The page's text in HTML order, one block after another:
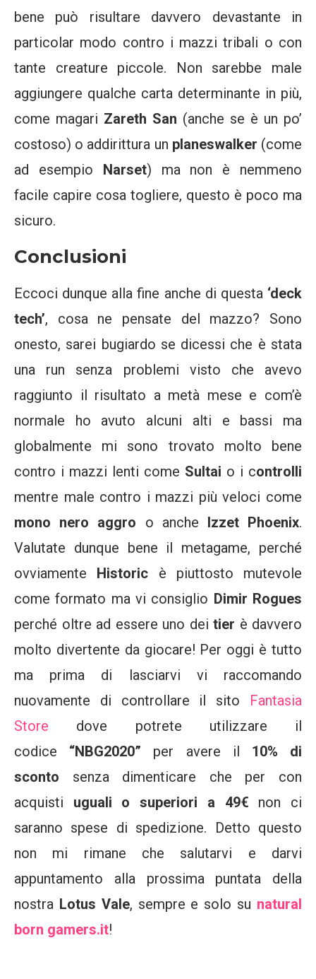
bene può risultare davvero devastante in
particolar modo contro i mazzi tribali o con
tante creature piccole. Non sarebbe male
aggiungere qualche carta determinante in più,
come magari Zareth San (anche se è un po’
costoso) o addirittura un planeswalker (come
ad esempio Narset) ma non è nemmeno
facile capire cosa togliere, questo è poco ma
sicuro.
Conclusioni
Eccoci dunque alla fine anche di questa‘deck
tech’, cosa ne pensate del mazzo? Sono
onesto, sarei bugiardo se dicessi che è stata
una run senza problemi visto che avevo
raggiunto il risultato a metà mese e com’è
normale ho avuto alcuni alti e bassi ma
globalmente mi sono trovato molto bene
contro i mazzi lenti come Sultai o i controlli
mentre male contro i mazzi più veloci come
mono nero aggro o anche Izzet Phoenix.
Valutate dunque bene il metagame, perché
ovviamente Historic è piuttosto mutevole
come formato ma vi consiglio Dimir Rogues
perché oltre ad essere uno dei tier è davvero
molto divertente da giocare! Per oggi è tutto
ma prima di lasciarvi vi raccomando
nuovamente di controllare il sito Fantasia
Store dove potrete utilizzare il
codice “NBG2020” per avere il 10% di
sconto senza dimenticare che per con
acquisti uguali o superiori a 49€ non ci
saranno spese di spedizione. Detto questo
non mi rimane che salutarvi e darvi
appuntamento alla prossima puntata della
nostra Lotus Vale, sempre e solo su natural
born gamers.it!